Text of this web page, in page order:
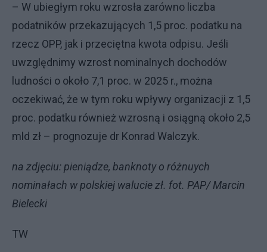
– W ubiegłym roku wzrosła zarówno liczba
podatników przekazujących 1,5 proc. podatku na
rzecz OPP, jak i przeciętna kwota odpisu. Jeśli
uwzględnimy wzrost nominalnych dochodów
ludności o około 7,1 proc. w 2025 r., można
oczekiwać, że w tym roku wpływy organizacji z 1,5
proc. podatku również wzrosną i osiągną około 2,5
mld zł – prognozuje dr Konrad Walczyk.
na zdjęciu: pieniądze, banknoty o różnuych
nominałach w polskiej walucie zł. fot. PAP/ Marcin
Bielecki
TW